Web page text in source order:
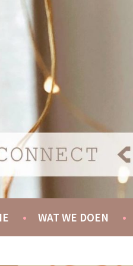
WAT WE DOEN